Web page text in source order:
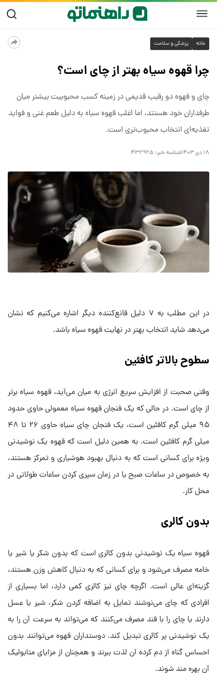
خانه پزشکی و سلامت
چرا قهوه سیاه بهتر از چای است؟
چای و قهوه دو رقیب قدیمی در زمینه کسب محبوبیت بیشتر میان
طرفداران خود هستند، اما اغلب قهوه سیاه به دلیل طعم غنی و فواید
تغذیه‌ای انتخاب محبوب‌تری است.
۱۸ دی ۱۴۰۳ شناسه خبر: ۴۳۲۹۲۵
در این مطلب به ۷ دلیل قانع‌کننده دیگر اشاره می‌کنیم که نشان
می‌دهد شاید انتخاب بهتر در نهایت قهوه سیاه باشد.
سطوح بالاتر کافئین
وقتی صحبت از افزایش سریع انرژی به میان می‌آید، قهوه سیاه برتر
از چای است. در حالی که یک فنجان قهوه سیاه معمولی حاوی حدود
۹۵ میلی گرم کافئین است، یک فنجان چای سیاه حاوی ۲۶ تا ۴۸
میلی گرم کافئین است. به همین دلیل است که قهوه یک نوشیدنی
ویژه برای کسانی است که به دنبال بهبود هوشیاری و تمرکز هستند،
به خصوص در ساعات صبح یا در زمان سپری کردن ساعات طولانی در
محل کار.
بدون کالری
قهوه سیاه یک نوشیدنی بدون کالری است که بدون شکر یا شیر یا
خامه مصرف می‌شود و برای کسانی که به دنبال کاهش وزن هستند،
گزینه‌ای عالی است. اگرچه چای نیز کالری کمی دارد، اما بسیاری از
افرادی که چای می‌نوشند تمایل به اضافه کردن شکر، شیر یا عسل
دارند یا چای را با قند مصرف می‌کنند که می‌تواند به سرعت آن را به
یک نوشیدنی پر کالری تبدیل کند. دوستداران قهوه می‌توانند بدون
احساس گناه از دم کرده آن لذت ببرند و همچنان از مزایای متابولیک
آن بهره مند شوند.